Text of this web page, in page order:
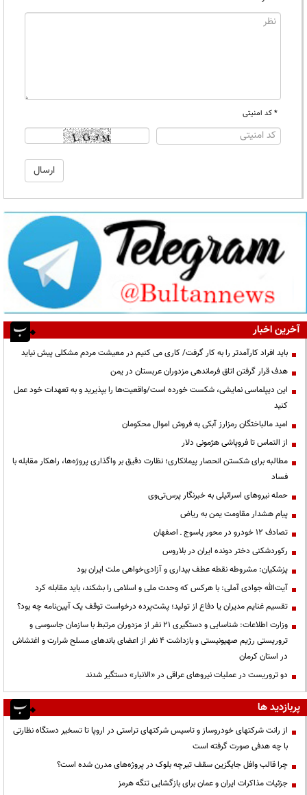
* کد امنیتی
آخرین اخبار
باید افراد کارآمدتر را به کار گرفت/ کاری می کنیم در معیشت مردم مشکلی پیش نیاید
هدف قرار گرفتن اتاق‌ فرماندهی مزدوران عربستان در یمن
این دیپلماسی نمایشی، شکست خورده است/واقعیت‌ها را بپذیرید و به تعهدات خود عمل
کنید
امید مالباختگان رمزارز آبکی به فروش اموال محکومان
از التماس تا فروپاشی هژمونی دلار
مطالبه برای شکستن انحصار پیمانکاری؛ نظارت دقیق بر واگذاری پروژه‌ها، راهکار مقابله با
فساد
حمله نیروهای اسرائیلی به خبرنگار پرس‌تی‌وی
پیام هشدار مقاومت یمن به ریاض
تصادف ۱۲ خودرو در محور یاسوج ـ اصفهان
رکوردشکنی دختر دونده ایران در بلاروس
پزشکیان: مشروطه نقطه عطف بیداری و آزادی‌خواهی ملت ایران بود
آیت‌الله جوادی آملی: با هرکس که وحدت ملی و اسلامی را بشکند، باید مقابله کرد
تقسیم غنایم مدیران یا دفاع از تولید؛ پشت‌پرده درخواست توقف یک آیین‌نامه چه بود؟
وزارت اطلاعات: شناسایی و دستگیری ۲۱ نفر از مزدوران مرتبط با سازمان جاسوسی و
تروریستی رژیم صهیونیستی و بازداشت ۴ نفر از اعضای باندهای مسلح شرارت و اغتشاش
در استان کرمان
دو تروریست در عملیات نیروهای عراقی در «الانبار» دستگیر شدند
پربازدید ها
از رانت‌ شرکتهای خودروساز و تاسیس شرکتهای تراستی در اروپا تا تسخیر دستگاه نظارتی
با چه هدفی صورت گرفته است
چرا قالب وافل جایگزین سقف تیرچه بلوک در پروژه‌های مدرن شده است؟
جزئیات مذاکرات ایران و عمان برای بازگشایی تنگه هرمز